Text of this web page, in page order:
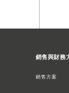
銷售與財務
銷售方案